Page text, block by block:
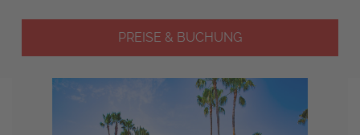
PREISE & BUCHUNG